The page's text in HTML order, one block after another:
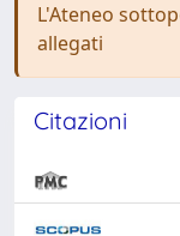
L'Ateneo
allegati
Citazioni